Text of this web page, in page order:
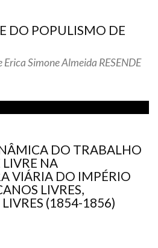
DO POPULISMO DE
Simone Almeida RESENDE
DO TRABALHO
NA
VIÁRIA DO IMPÉRIO
LIVRES,
(1854-1856)